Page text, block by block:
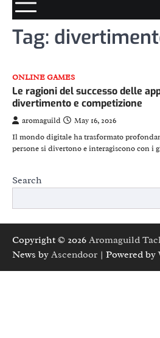
Tag:
ONLINE GAMES
Le ragioni del successo delle
divertimento e competizione
aromaguild
May 16, 2026
Il mondo digitale ha trasformato
persone si divertono e interagiscono con
Search
Copyright © 2026 Aromaguild
News by Ascendoor | Powered by